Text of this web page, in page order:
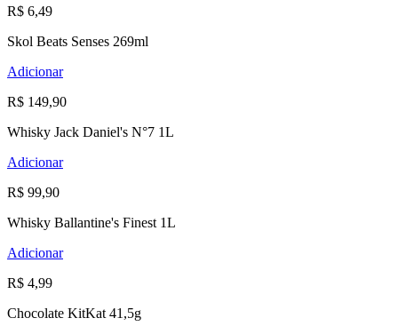
R$ 6,49
Skol Beats Senses 269ml
Adicionar
R$ 149,90
Whisky Jack Daniel's N°7 1L
Adicionar
R$ 99,90
Whisky Ballantine's Finest 1L
Adicionar
R$ 4,99
Chocolate KitKat 41,5g